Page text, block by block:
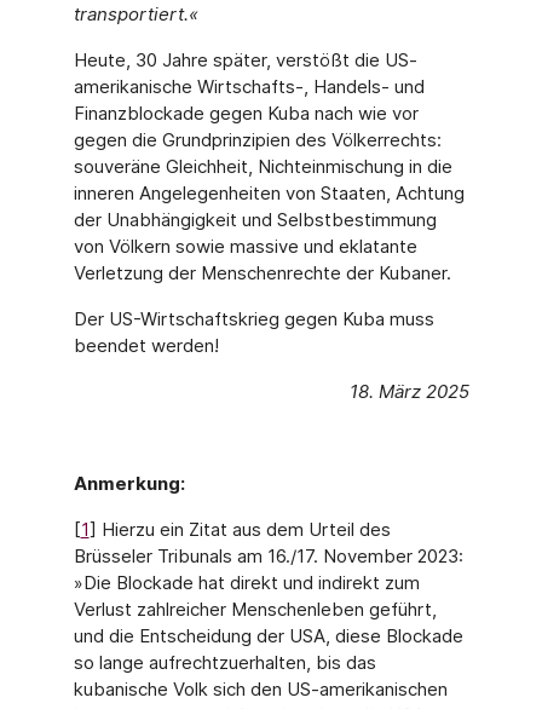
transportiert.«
Heute, 30 Jahre später, verstößt die US-
amerikanische Wirtschafts-, Handels- und
Finanzblockade gegen Kuba nach wie vor
gegen die Grundprinzipien des Völkerrechts:
souveräne Gleichheit, Nichteinmischung in die
inneren Angelegenheiten von Staaten, Achtung
der Unabhängigkeit und Selbstbestimmung
von Völkern sowie massive und eklatante
Verletzung der Menschenrechte der Kubaner.
Der US-Wirtschaftskrieg gegen Kuba muss
beendet werden!
18. März 2025
Anmerkung:
[1] Hierzu ein Zitat aus dem Urteil des
Brüsseler Tribunals am 16./17. November 2023:
»Die Blockade hat direkt und indirekt zum
Verlust zahlreicher Menschenleben geführt,
und die Entscheidung der USA, diese Blockade
so lange aufrechtzuerhalten, bis das
kubanische Volk sich den US-amerikanischen